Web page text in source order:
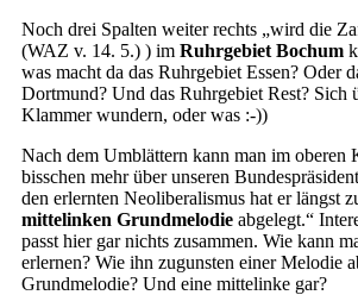
Noch drei Spalten weiter rechts „wird die
(WAZ v. 14. 5.) ) im Ruhrgebiet Bochum
was macht da das Ruhrgebiet Essen? Oder
Dortmund? Und das Ruhrgebiet Rest? Sich
Klammer wundern, oder was :-))
Nach dem Umblättern kann man im oberen
bisschen mehr über unseren
den erlernten Neoliberalismus hat er längst
mittelinken Grundmelodie abgelegt.“
passt hier gar nichts zusammen. Wie kann
erlernen? Wie ihn zugunsten einer Melodie
Grundmelodie? Und eine mittelinke gar?